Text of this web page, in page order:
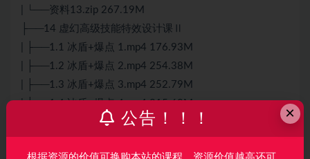
| └──资料13.zip 267.19M
├──14 虚幻高级技能特效设计课Ⅱ
| ├──1.1 冰盾+爆点 1.mp4 176.93M
| ├──1.2 冰盾+爆点 2.mp4 254.38M
| ├──1.3 冰盾+爆点 3.mp4 252.79M
| ├──1.4 冰盾+爆点 4.mp4 215.60M
| ├──2.1 冰盾+爆点 5.mp4 230.31M
| ├──2.2 冰盾+爆点 6.mp4 265.41M
×
公告！！！